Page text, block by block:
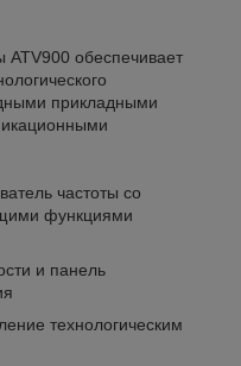
ATV900 обеспечивает
прикладными
частоты со
функциями
и панель
технологическим